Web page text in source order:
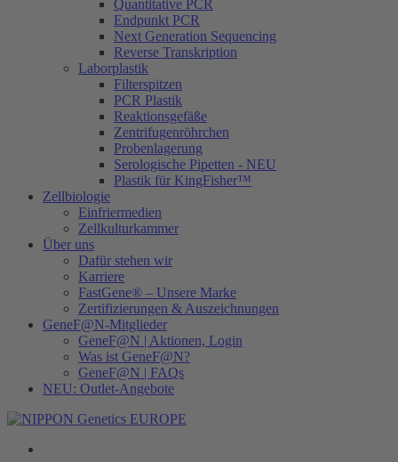
Quantitative PCR
Endpunkt PCR
Next Generation Sequencing
Reverse Transkription
Laborplastik
Filterspitzen
PCR Plastik
Reaktionsgefäße
Zentrifugenröhrchen
Probenlagerung
Serologische Pipetten - NEU
Plastik für KingFisher™
Zellbiologie
Einfriermedien
Zellkulturkammer
Über uns
Dafür stehen wir
Karriere
FastGene® – Unsere Marke
Zertifizierungen & Auszeichnungen
GeneF@N-Mitglieder
GeneF@N | Aktionen, Login
Was ist GeneF@N?
GeneF@N | FAQs
NEU: Outlet-Angebote